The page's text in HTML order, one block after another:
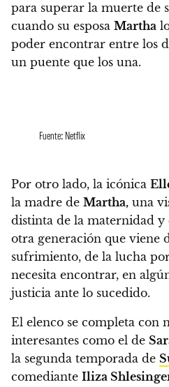
para superar la muerte de
cuando su esposa Martha
poder encontrar entre los
un puente que los una.
Fuente: Netflix
Por otro lado, la icónica
la madre de Martha, una
distinta de la maternidad
otra generación que viene
sufrimiento, de la lucha
necesita encontrar, en
justicia ante lo sucedido.
El elenco se completa con
interesantes como el de
la segunda temporada de
comediante Iliza